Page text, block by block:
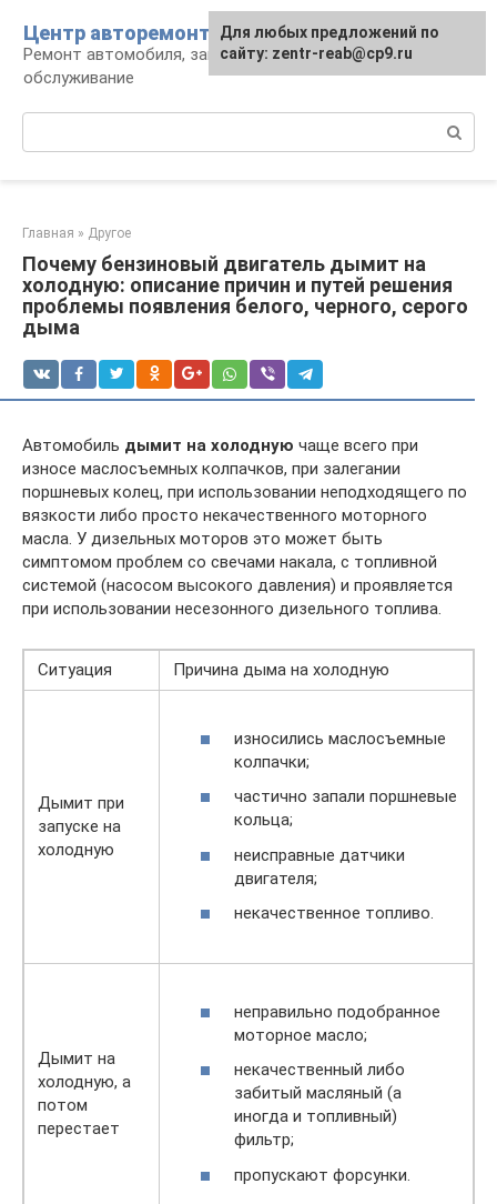
контенту
Центр авторемонта
Ремонт автомобиля, запчасти и
обслуживание
Главная » Другое
Почему бензиновый двигатель дымит на
холодную: описание причин и путей решения
проблемы появления белого, черного, серого
дыма
Автомобиль дымит на холодную чаще всего при
износе маслосъемных колпачков, при залегании
поршневых колец, при использовании неподходящего по
вязкости либо просто некачественного моторного
масла. У дизельных моторов это может быть
симптомом проблем со свечами накала, с топливной
системой (насосом высокого давления) и проявляется
при использовании несезонного дизельного топлива.
Ситуация Причина дыма на холодную
Дымит при
запуске на
холодную
износились маслосъемные
колпачки;
частично запали поршневые
кольца;
неисправные датчики
двигателя;
некачественное топливо.
Дымит на
холодную, а
потом
перестает
неправильно подобранное
моторное масло;
некачественный либо
забитый масляный (а
иногда и топливный)
фильтр;
пропускают форсунки.
Для любых предложений по
сайту: zentr-reab@cp9.ru